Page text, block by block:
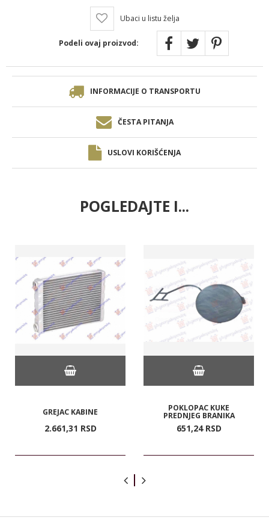
Ubaci u listu želja
Podeli ovaj proizvod:
INFORMACIJE O TRANSPORTU
ČESTA PITANJA
USLOVI KORIŠĆENJA
POGLEDAJTE I...
GREJAC KABINE
2.661,31 RSD
POKLOPAC KUKE
PREDNJEG BRANIKA
651,24 RSD